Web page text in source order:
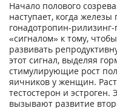
Начало полового
наступает, когда
гонадотропин-
«сигналом» к тому,
развивать
этот сигнал, выделяя
стимулирующие рост
яичников у женщин.
тестостерон и
вызывают развитие